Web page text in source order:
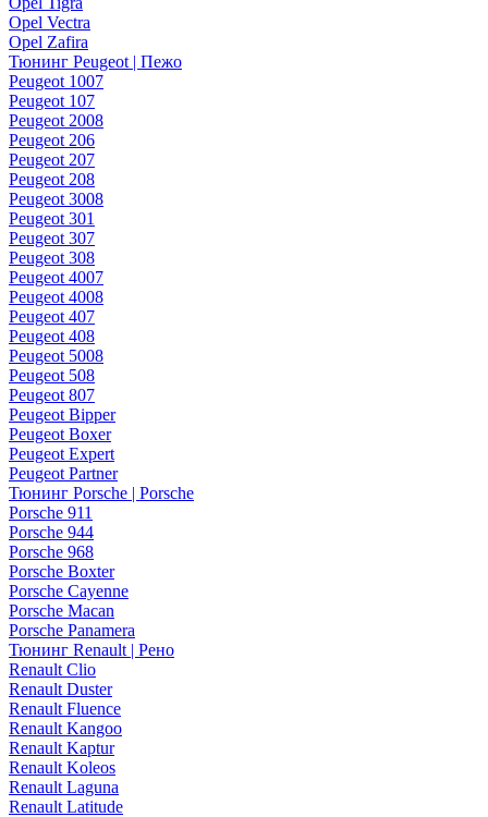
Opel Vectra
Opel Zafira
Тюнинг Peugeot | Пежо
Peugeot 1007
Peugeot 107
Peugeot 2008
Peugeot 206
Peugeot 207
Peugeot 208
Peugeot 3008
Peugeot 301
Peugeot 307
Peugeot 308
Peugeot 4007
Peugeot 4008
Peugeot 407
Peugeot 408
Peugeot 5008
Peugeot 508
Peugeot 807
Peugeot Bipper
Peugeot Boxer
Peugeot Expert
Peugeot Partner
Тюнинг Porsche | Porsche
Porsche 911
Porsche 944
Porsche 968
Porsche Boxter
Porsche Cayenne
Porsche Macan
Porsche Panamera
Тюнинг Renault | Рено
Renault Clio
Renault Duster
Renault Fluence
Renault Kangoo
Renault Kaptur
Renault Koleos
Renault Laguna
Renault Latitude